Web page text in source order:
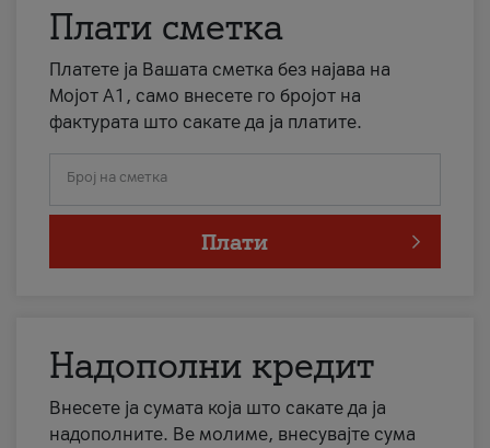
Плати сметка
Платете ја Вашата сметка без најава на
Мојот А1, само внесете го бројот на
фактурата што сакате да ја платите.
Број на сметка
Плати
Надополни кредит
Внесете ја сумата која што сакате да ја
надополните. Ве молиме, внесувајте сума